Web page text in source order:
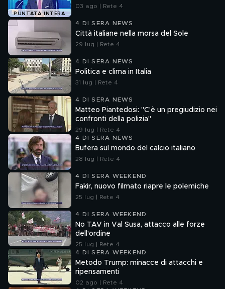
PUNTATA INTERA
03 ago | Rete 4
4 DI SERA NEWS
Città italiane nella morsa del Sole
29 lug | Rete 4
4 DI SERA NEWS
Politica e clima in Italia
31 lug | Rete 4
4 DI SERA NEWS
Matteo Piantedosi: "C'è un pregiudizio nei
confronti della polizia"
29 lug | Rete 4
4 DI SERA NEWS
Bufera sul mondo del calcio italiano
28 lug | Rete 4
4 DI SERA WEEKEND
Fakir, nuovo filmato riapre le polemiche
25 lug | Rete 4
4 DI SERA WEEKEND
No TAV in Val Susa, attacco alle forze
dell'ordine
25 lug | Rete 4
4 DI SERA WEEKEND
Metodo Trump: minacce di attacchi e
ripensamenti
02 ago | Rete 4